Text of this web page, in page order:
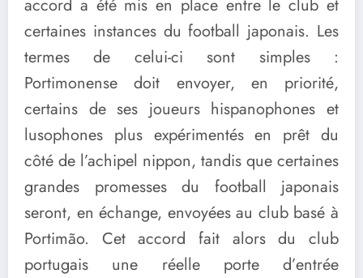
accord a été mis en place entre le club et
certaines instances du football japonais. Les
termes de celui-ci sont simples :
Portimonense doit envoyer, en priorité,
certains de ses joueurs hispanophones et
lusophones plus expérimentés en prêt du
côté de l’achipel nippon, tandis que certaines
grandes promesses du football japonais
seront, en échange, envoyées au club basé à
Portimão. Cet accord fait alors du club
portugais une réelle porte d’entrée